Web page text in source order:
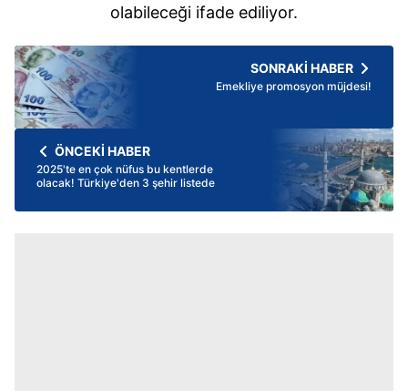
olabileceği ifade ediliyor.
SONRAKİ HABER
Emekliye promosyon müjdesi!
ÖNCEKİ HABER
2025'te en çok nüfus bu kentlerde
olacak! Türkiye'den 3 şehir listede